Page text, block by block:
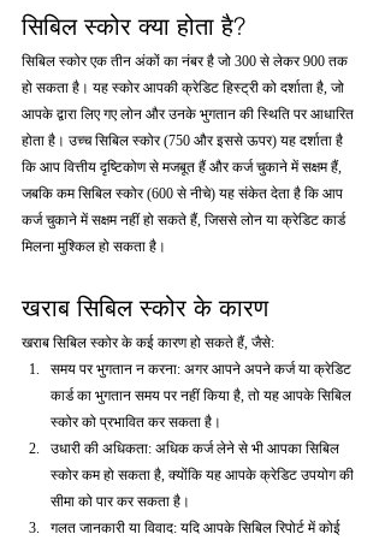
सिबिल स्कोर क्या होता है?
सिबिल स्कोर एक तीन अंकों का नंबर है जो 300 से लेकर 900 तक
हो सकता है। यह स्कोर आपकी क्रेडिट हिस्ट्री को दर्शाता है, जो
आपके द्वारा लिए गए लोन और उनके भुगतान की स्थिति पर आधारित
होता है। उच्च सिबिल स्कोर (750 और इससे ऊपर) यह दर्शाता है
कि आप वित्तीय दृष्टिकोण से मजबूत हैं और कर्ज चुकाने में सक्षम हैं,
जबकि कम सिबिल स्कोर (600 से नीचे) यह संकेत देता है कि आप
कर्ज चुकाने में सक्षम नहीं हो सकते हैं, जिससे लोन या क्रेडिट कार्ड
मिलना मुश्किल हो सकता है।
खराब सिबिल स्कोर के कारण
खराब सिबिल स्कोर के कई कारण हो सकते हैं, जैसे:
समय पर भुगतान न करना: अगर आपने अपने कर्ज या क्रेडिट
कार्ड का भुगतान समय पर नहीं किया है, तो यह आपके सिबिल
स्कोर को प्रभावित कर सकता है।
उधारी की अधिकता: अधिक कर्ज लेने से भी आपका सिबिल
स्कोर कम हो सकता है, क्योंकि यह आपके क्रेडिट उपयोग की
सीमा को पार कर सकता है।
गलत जानकारी या विवाद: यदि आपके सिबिल रिपोर्ट में कोई